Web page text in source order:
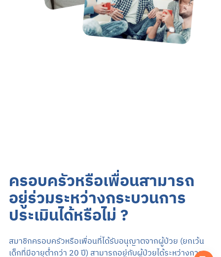
ครอบครัวหรือเพื่อนสามารถ
อยู่ร่วมระหว่างกระบวนการ
ประเมินได้หรือไม่ ?
สมาชิกครอบครัวหรือเพื่อนที่ได้รับอนุญาตจากผู้ป่วย (ยกเว้น
เด็กที่มีอายุต่ำกว่า 20 ปี) สามารถอยู่กับผู้ป่วยได้ระหว่างการ